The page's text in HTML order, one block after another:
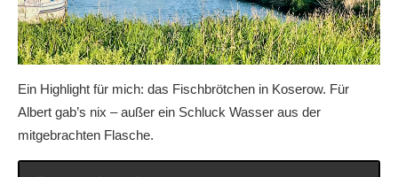
Ein Highlight für mich: das Fischbrötchen in Koserow. Für
Albert gab’s nix – außer ein Schluck Wasser aus der
mitgebrachten Flasche.